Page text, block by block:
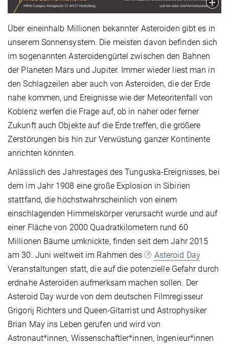
Über eineinhalb Millionen bekannter Asteroiden gibt es in
unserem Sonnensystem. Die meisten davon befinden sich
im sogenannten Asteroidengürtel zwischen den Bahnen
der Planeten Mars und Jupiter. Immer wieder liest man in
den Schlagzeilen aber auch von Asteroiden, die der Erde
nahe kommen, und Ereignisse wie der Meteoritenfall von
Koblenz werfen die Frage auf, ob in naher oder ferner
Zukunft auch Objekte auf die Erde treffen, die größere
Zerstörungen bis hin zur Verwüstung ganzer Kontinente
anrichten könnten.
Anlässlich des Jahrestages des Tunguska-Ereignisses, bei
dem im Jahr 1908 eine große Explosion in Sibirien
stattfand, die höchstwahrscheinlich von einem
einschlagenden Himmelskörper verursacht wurde und auf
einer Fläche von 2000 Quadratkilometern rund 60
Millionen Bäume umknickte, finden seit dem Jahr 2015
am 30. Juni weltweit im Rahmen des
Asteroid Day
Veranstaltungen statt, die auf die potenzielle Gefahr durch
erdnahe Asteroiden aufmerksam machen sollen. Der
Asteroid Day wurde von dem deutschen Filmregisseur
Grigorij Richters und Queen-Gitarrist und Astrophysiker
Brian May ins Leben gerufen und wird von
Astronaut*innen, Wissenschaftler*innen, Ingenieur*innen